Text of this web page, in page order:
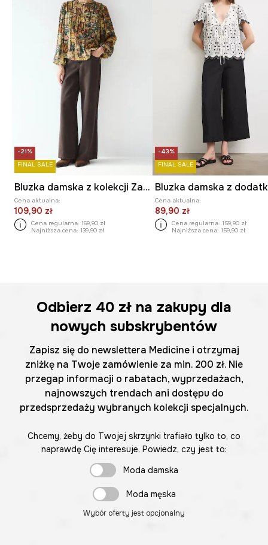
-21%
FINAL SALE
Bluzka damska z kolekcji Zamek Królewski na Wawelu x Medicine
Cena aktualna:
109,90 zł
Cena regularna: 169,90 zł
Najniższa cena: 139,90 zł
-43%
FINAL SALE
Cena aktualna:
89,90 zł
Cena regularna: 159,90 zł
Najniższa cena: 159,90 zł
Odbierz 40 zł na zakupy dla
nowych subskrybentów
Zapisz się do newslettera Medicine i otrzymaj
zniżkę na Twoje zamówienie za min. 200 zł. Nie
przegap informacji o rabatach, wyprzedażach,
najnowszych trendach ani dostępu do
przedsprzedaży wybranych kolekcji specjalnych.
Chcemy, żeby do Twojej skrzynki trafiało tylko to, co
naprawdę Cię interesuje. Powiedz, czy jest to:
Moda damska
Moda męska
Wybór oferty jest opcjonalny